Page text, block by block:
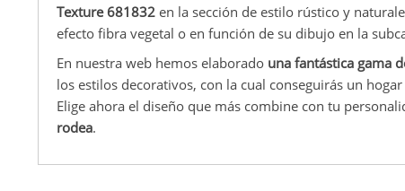
Texture 681832 en la sección de estilo rústico y
efecto fibra vegetal o en función de su dibujo en la
En nuestra web hemos elaborado una fantástica gama
los estilos decorativos, con la cual conseguirás un
Elige ahora el diseño que más combine con tu
rodea.